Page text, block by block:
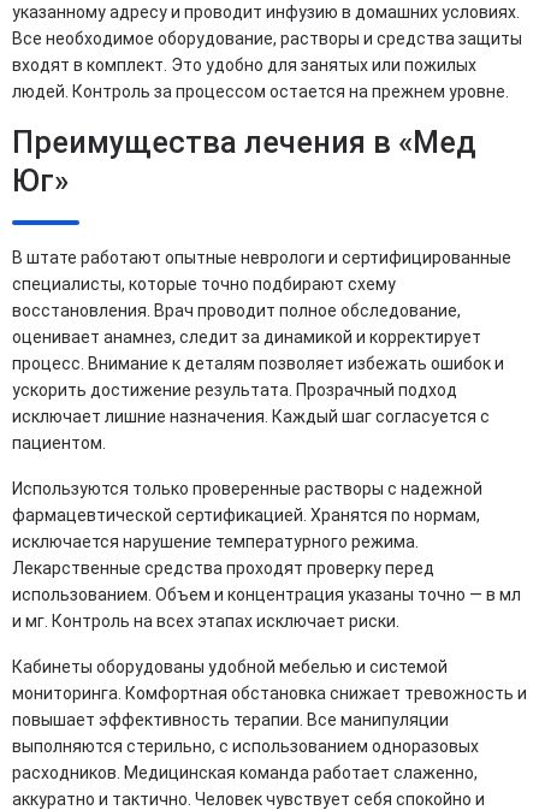
указанному адресу и проводит инфузию в домашних условиях.
Все необходимое оборудование, растворы и средства защиты
входят в комплект. Это удобно для занятых или пожилых
людей. Контроль за процессом остается на прежнем уровне.
Преимущества лечения в «Мед
Юг»
В штате работают опытные неврологи и сертифицированные
специалисты, которые точно подбирают схему
восстановления. Врач проводит полное обследование,
оценивает анамнез, следит за динамикой и корректирует
процесс. Внимание к деталям позволяет избежать ошибок и
ускорить достижение результата. Прозрачный подход
исключает лишние назначения. Каждый шаг согласуется с
пациентом.
Используются только проверенные растворы с надежной
фармацевтической сертификацией. Хранятся по нормам,
исключается нарушение температурного режима.
Лекарственные средства проходят проверку перед
использованием. Объем и концентрация указаны точно — в мл
и мг. Контроль на всех этапах исключает риски.
Кабинеты оборудованы удобной мебелью и системой
мониторинга. Комфортная обстановка снижает тревожность и
повышает эффективность терапии. Все манипуляции
выполняются стерильно, с использованием одноразовых
расходников. Медицинская команда работает слаженно,
аккуратно и тактично. Человек чувствует себя спокойно и